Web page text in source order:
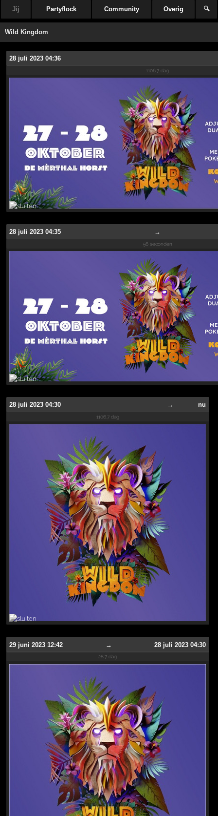
Jij Partyflock Community Overig 🔍
Wild Kingdom
28 juli 2023 04:36
1106.7 dag
28 juli 2023 04:35 →
56 seconden
28 juli 2023 04:30 → nu
1106.7 dag
29 juni 2023 12:42 → 28 juli 2023 04:30
28.7 dag